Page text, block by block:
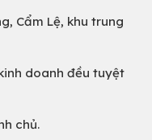
Cẩm Lệ, khu trung
doanh đều tuyệt
chủ.